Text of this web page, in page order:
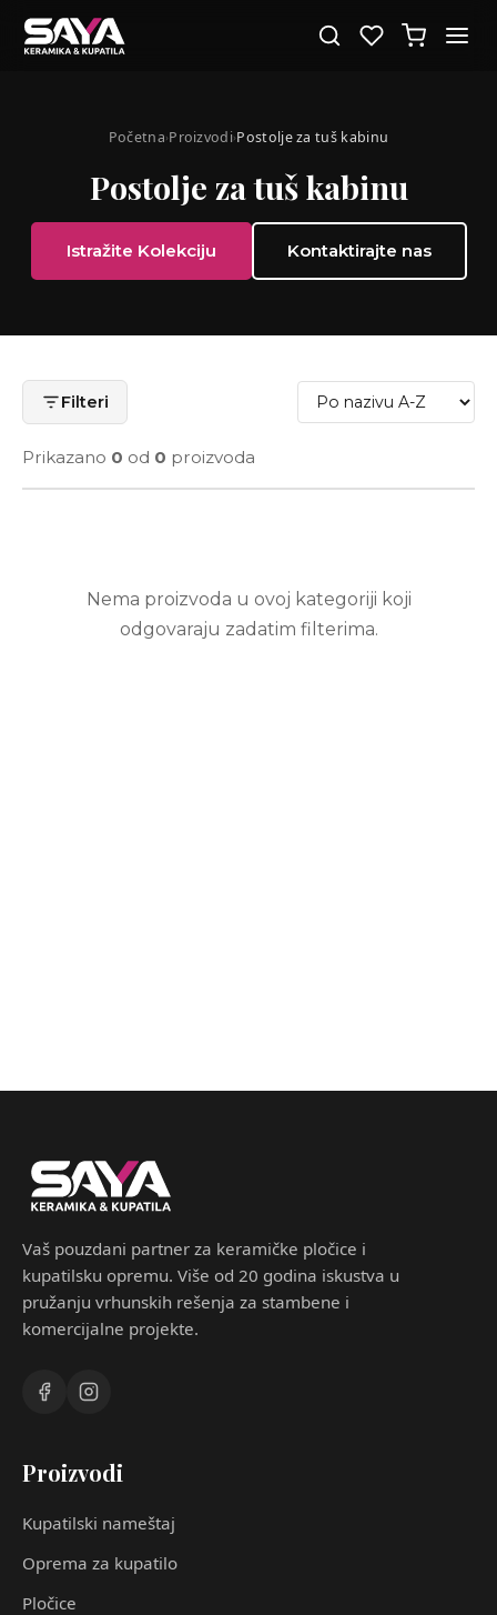
Početna›Proizvodi›Postolje za tuš kabinu
Postolje za tuš kabinu
Istražite Kolekciju Kontaktirajte nas
Filteri
Prikazano 0 od 0 proizvoda
Nema proizvoda u ovoj kategoriji koji
odgovaraju zadatim filterima.
Vaš pouzdani partner za keramičke pločice i
kupatilsku opremu. Više od 20 godina iskustva u
pružanju vrhunskih rešenja za stambene i
komercijalne projekte.
Proizvodi
Kupatilski nameštaj
Oprema za kupatilo
Pločice